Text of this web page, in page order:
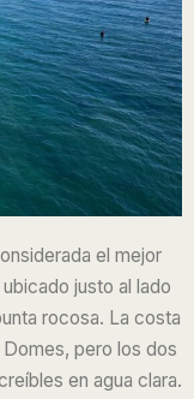
el mejor
justo al lado
rocosa. La costa
pero los dos
en agua clara.